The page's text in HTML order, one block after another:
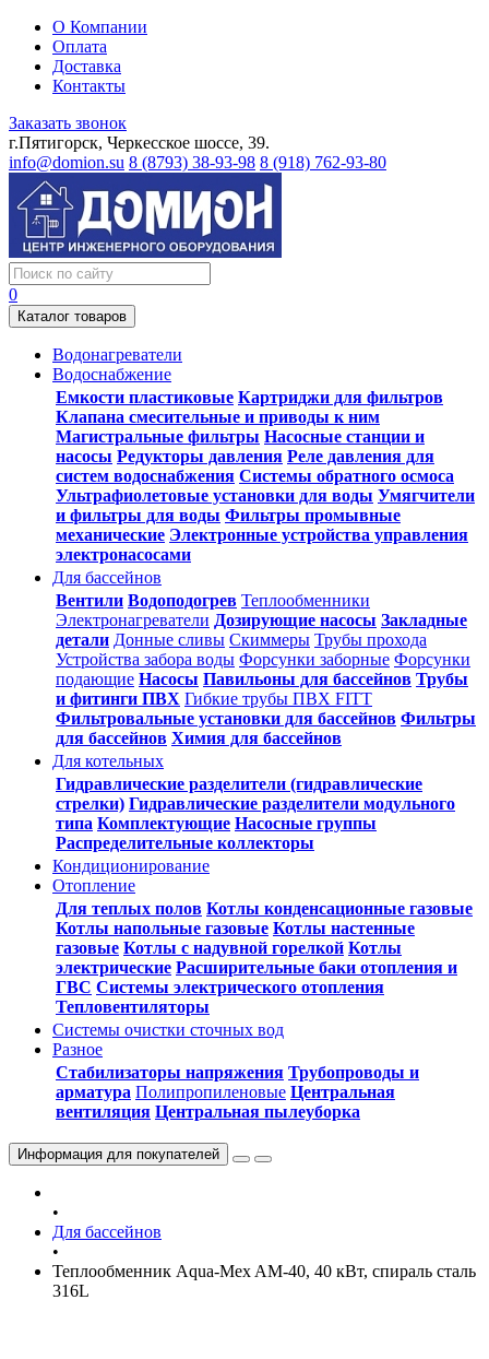
О Компании
Оплата
Доставка
Контакты
Заказать звонок
г.Пятигорск, Черкесское шоссе, 39.
info@domion.su 8 (8793) 38-93-98 8 (918) 762-93-80
0
Каталог товаров
Водонагреватели
Водоснабжение
Емкости пластиковые Картриджи для фильтров
Клапана смесительные и приводы к ним
Магистральные фильтры Насосные станции и
насосы Редукторы давления Реле давления для
систем водоснабжения Системы обратного осмоса
Ультрафиолетовые установки для воды Умягчители
и фильтры для воды Фильтры промывные
механические Электронные устройства управления
электронасосами
Для бассейнов
Вентили Водоподогрев Теплообменники
Электронагреватели Дозирующие насосы Закладные
детали Донные сливы Скиммеры Трубы прохода
Устройства забора воды Форсунки заборные Форсунки
подающие Насосы Павильоны для бассейнов Трубы
и фитинги ПВХ Гибкие трубы ПВХ FITT
Фильтровальные установки для бассейнов Фильтры
для бассейнов Химия для бассейнов
Для котельных
Гидравлические разделители (гидравлические
стрелки) Гидравлические разделители модульного
типа Комплектующие Насосные группы
Распределительные коллекторы
Кондиционирование
Отопление
Для теплых полов Котлы конденсационные газовые
Котлы напольные газовые Котлы настенные
газовые Котлы с надувной горелкой Котлы
электрические Расширительные баки отопления и
ГВС Системы электрического отопления
Тепловентиляторы
Системы очистки сточных вод
Разное
Стабилизаторы напряжения Трубопроводы и
арматура Полипропиленовые Центральная
вентиляция Центральная пылеуборка
Информация для покупателей
•
Для бассейнов
•
Теплообменник Aqua-Mex AM-40, 40 кВт, спираль сталь
316L